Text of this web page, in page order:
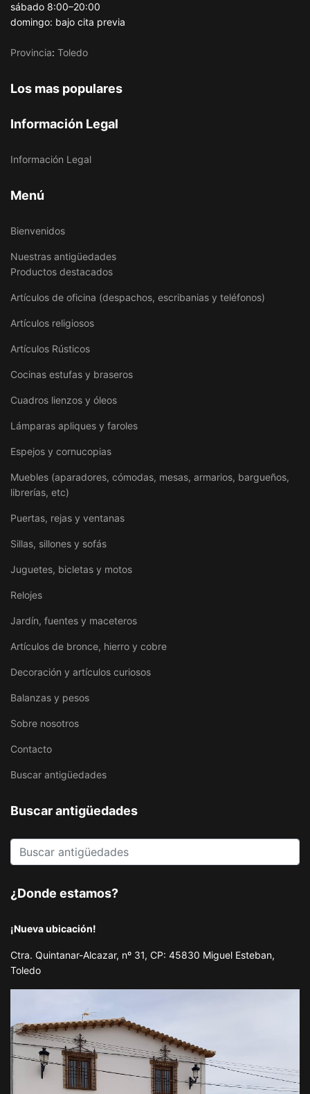
sábado 8:00–20:00
domingo: bajo cita previa
Provincia: Toledo
Los mas populares
Información Legal
Información Legal
Menú
Bienvenidos
Nuestras antigüedades
Productos destacados
Artículos de oficina (despachos, escribanias y teléfonos)
Artículos religiosos
Artículos Rústicos
Cocinas estufas y braseros
Cuadros lienzos y óleos
Lámparas apliques y faroles
Espejos y cornucopias
Muebles (aparadores, cómodas, mesas, armarios, bargueños,
librerías, etc)
Puertas, rejas y ventanas
Sillas, sillones y sofás
Juguetes, bicletas y motos
Relojes
Jardín, fuentes y maceteros
Artículos de bronce, hierro y cobre
Decoración y artículos curiosos
Balanzas y pesos
Sobre nosotros
Contacto
Buscar antigüedades
Buscar antigüedades
¿Donde estamos?
¡Nueva ubicación!
Ctra. Quintanar-Alcazar, nº 31, CP: 45830 Miguel Esteban,
Toledo